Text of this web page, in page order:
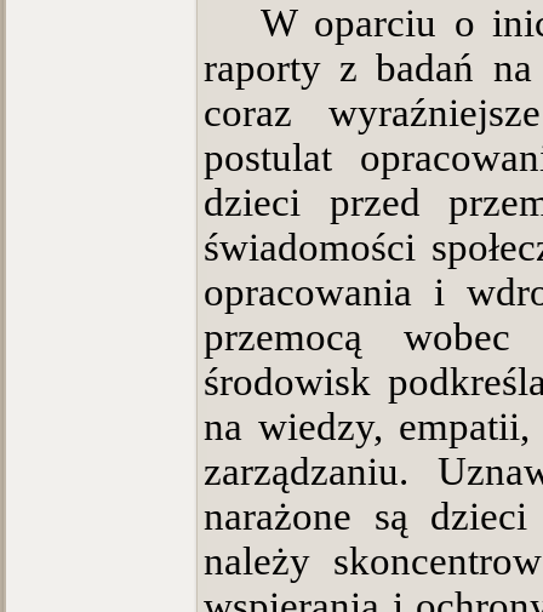
W oparciu o
raporty z badań
coraz
postulat
dzieci przed
świadomości
opracowania i
przemocą
środowisk
na wiedzy,
zarządzaniu.
narażone są
należy